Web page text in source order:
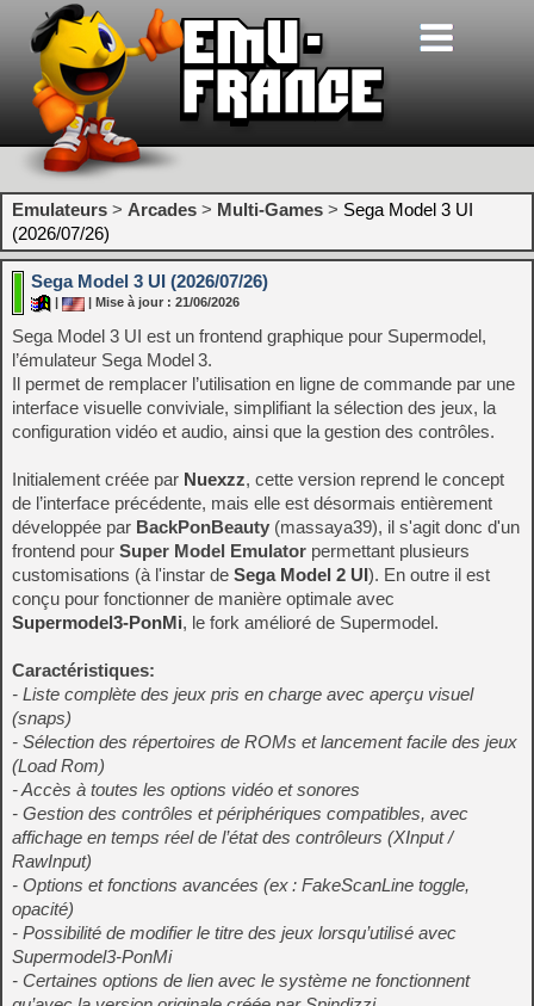
Emulateurs > Arcades > Multi-Games > Sega Model 3 UI
(2026/07/26)
Sega Model 3 UI (2026/07/26)
| Mise à jour : 21/06/2026
Sega Model 3 UI est un frontend graphique pour Supermodel,
l’émulateur Sega Model 3.
Il permet de remplacer l’utilisation en ligne de commande par une
interface visuelle conviviale, simplifiant la sélection des jeux, la
configuration vidéo et audio, ainsi que la gestion des contrôles.
Initialement créée par Nuexzz, cette version reprend le concept
de l’interface précédente, mais elle est désormais entièrement
développée par BackPonBeauty (massaya39), il s'agit donc d'un
frontend pour Super Model Emulator permettant plusieurs
customisations (à l'instar de Sega Model 2 UI). En outre il est
conçu pour fonctionner de manière optimale avec
Supermodel3‑PonMi, le fork amélioré de Supermodel.
Caractéristiques:
- Liste complète des jeux pris en charge avec aperçu visuel
(snaps)
- Sélection des répertoires de ROMs et lancement facile des jeux
(Load Rom)
- Accès à toutes les options vidéo et sonores
- Gestion des contrôles et périphériques compatibles, avec
affichage en temps réel de l’état des contrôleurs (XInput /
RawInput)
- Options et fonctions avancées (ex : FakeScanLine toggle,
opacité)
- Possibilité de modifier le titre des jeux lorsqu’utilisé avec
Supermodel3‑PonMi
- Certaines options de lien avec le système ne fonctionnent